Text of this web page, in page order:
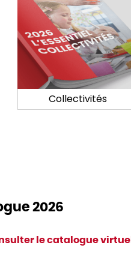
Collectivités
2026
le catalogue virtuel